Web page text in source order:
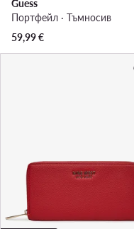
Guess
Портфейл · Тъмносив
59,99€